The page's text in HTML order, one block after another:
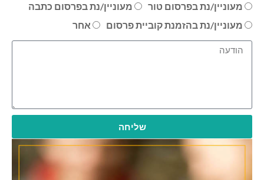
מעוניין/נת בפרסום טור
מעוניין/נת בפרסום כתבה
מעוניין/נת בהזמנת קוביית פרסום
אחר
שליחה